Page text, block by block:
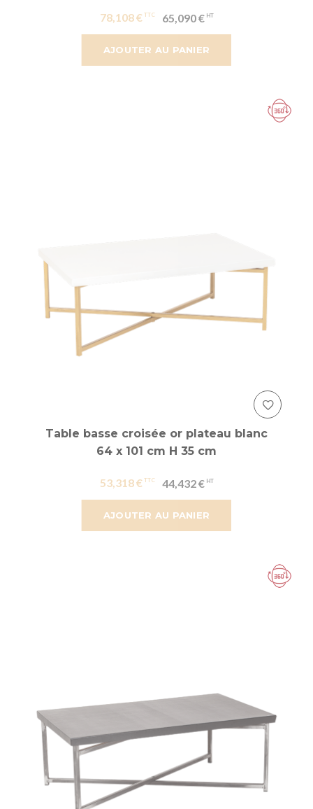
AJOUTER AU PANIER
78,108 € 65,090 €
AJOUTER AU PANIER
Table basse croisée or plateau blanc
64 x 101 cm H 35 cm
53,318 € 44,432 €